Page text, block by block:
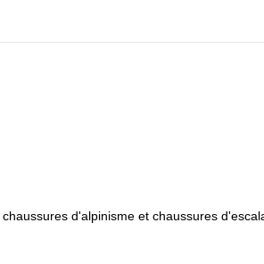
d'alpinisme et chaussures